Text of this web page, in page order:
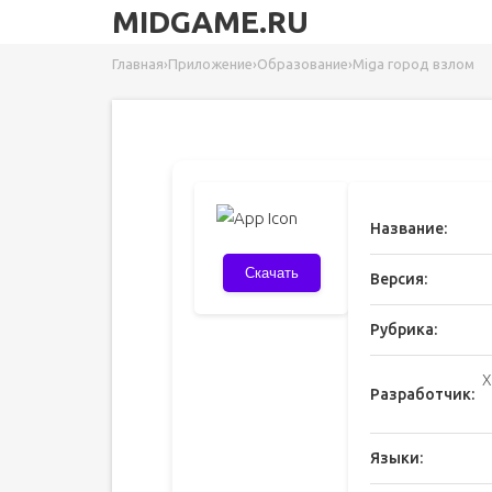
MIDGAME.RU
Главная›Приложение›Образование›Miga город взлом
Скачать
Название:
Версия:
Рубрика:
Разработчик:
Языки: